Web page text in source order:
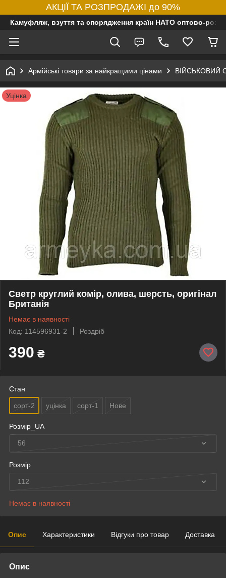
АКЦІЇ ТА РОЗПРОДАЖІ до 90%
Камуфляж, взуття та спорядження країн НАТО оптово-
Армійські товари за найкращими цінами ВІЙСЬКОВИЙ
Уцінка
Светр круглий комір, олива, шерсть, оригінал
Британія
Немає в наявності
Код: 114596931-2
Роздріб
390 ₴
Стан
сорт-2 уцінка сорт-1 Нове
Розмір_UA
56
Розмір
112
Немає в наявності
Опис Характеристики Відгуки про товар Доставка
Опис